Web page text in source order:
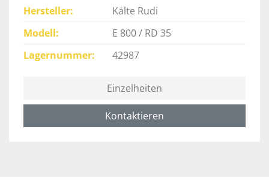
Hersteller
Kälte Rudi
Modell
E 800 / RD 35
Lagernummer
42987
Einzelheiten
Kontaktieren